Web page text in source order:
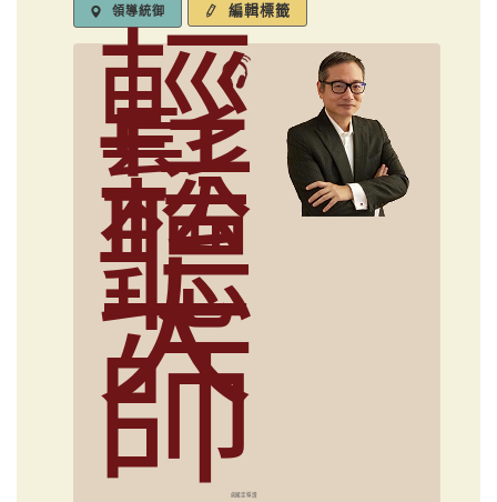
領導統御 編輯標籤
輕
鬆
聽
大
師
俞國定導讀